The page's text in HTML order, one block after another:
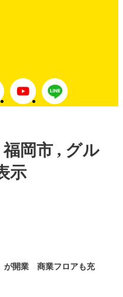
福岡市 , グル
示
が開業 商業フロアも充